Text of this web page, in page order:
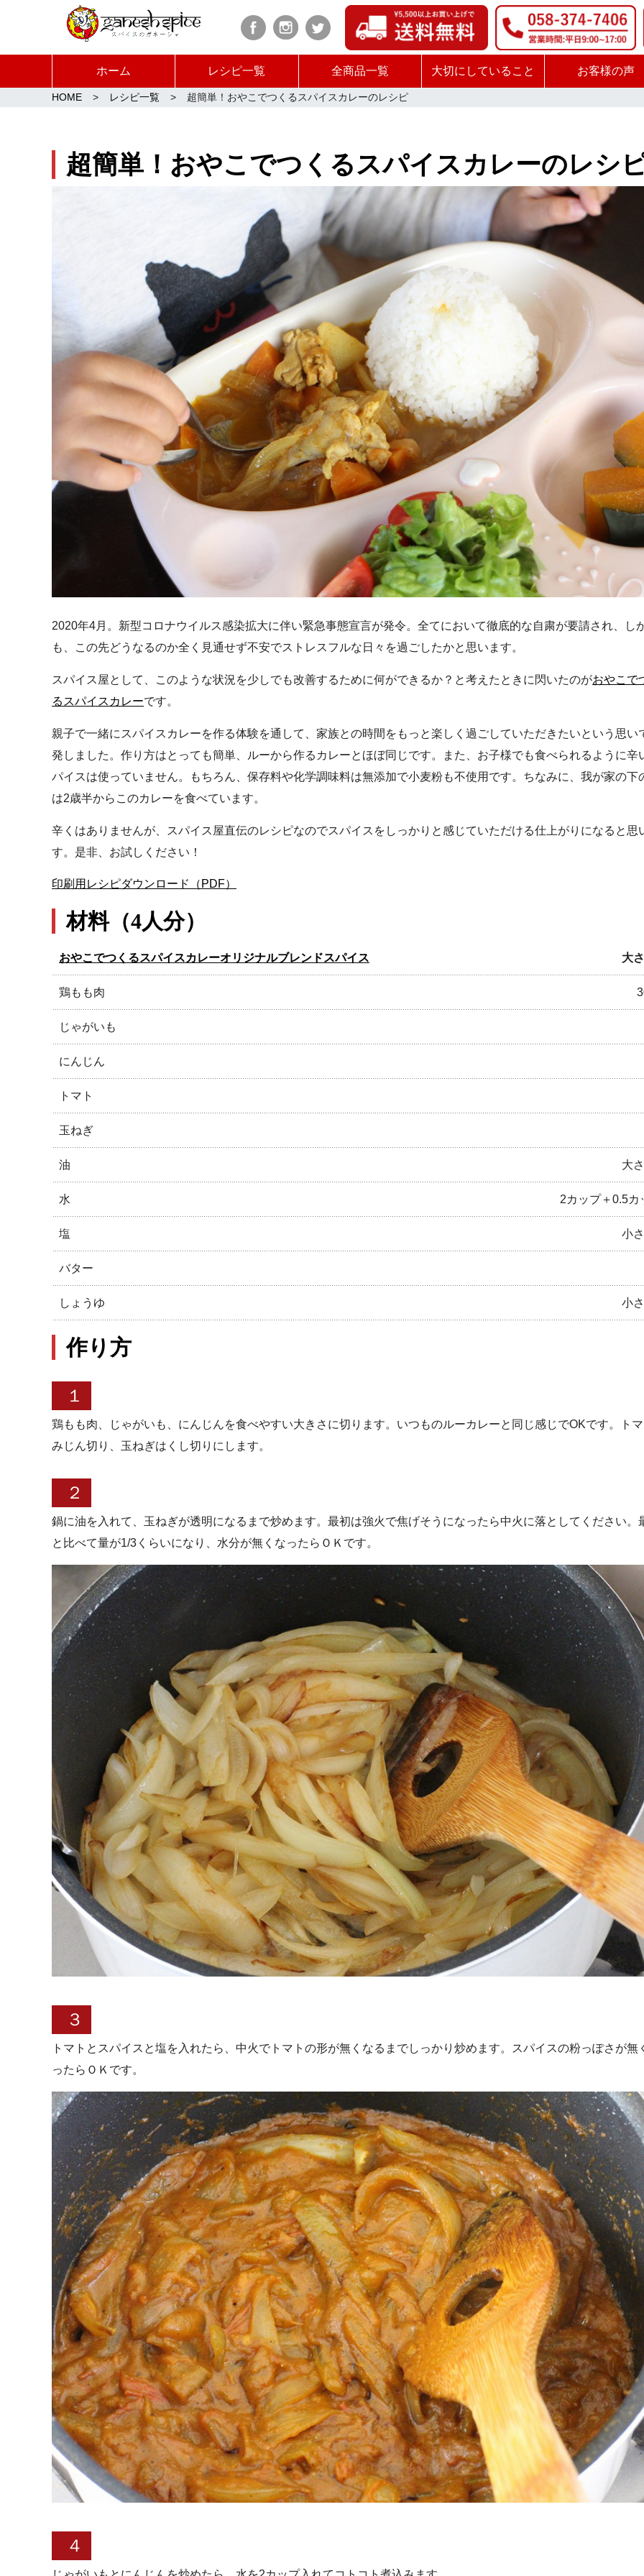
ホーム レシピ一覧 全商品一覧 大切にしていること お客様の声
HOME レシピ一覧 超簡単！おやこでつくるスパイスカレーのレシピ
超簡単！おやこでつくるスパイスカレーのレシ
2020年4月。新型コロナウイルス感染拡大に伴い緊急事態宣言が発令。全てにおいて徹底的な自粛が要請され、し
も、この先どうなるのか全く見通せず不安でストレスフルな日々を過ごしたかと思います。
スパイス屋として、このような状況を少しでも改善するために何ができるか？と考えたときに閃いたのがおやこで
るスパイスカレーです。
親子で一緒にスパイスカレーを作る体験を通して、家族との時間をもっと楽しく過ごしていただきたいという思い
発しました。作り方はとっても簡単、ルーから作るカレーとほぼ同じです。また、お子様でも食べられるように辛
パイスは使っていません。もちろん、保存料や化学調味料は無添加で小麦粉も不使用です。ちなみに、我が家の下
は2歳半からこのカレーを食べています。
辛くはありませんが、スパイス屋直伝のレシピなのでスパイスをしっかりと感じていただける仕上がりになると思
す。是非、お試しください！
印刷用レシピダウンロード （PDF）
材料（4人分）
おやこでつくるスパイスカレーオリジナルブレンドスパイス 大
鶏もも肉
じゃがいも
にんじん
トマト
玉ねぎ
油 大
水 2カップ＋0.5カ
塩 小
バター
しょうゆ 小
作り方
１
鶏もも肉、じゃがいも、にんじんを食べやすい大きさに切ります。いつものルーカレーと同じ感じでOKです。ト
みじん切り、玉ねぎはくし切りにします。
２
鍋に油を入れて、玉ねぎが透明になるまで炒めます。最初は強火で焦げそうになったら中火に落としてください。
と比べて量が1/3くらいになり、水分が無くなったらＯＫです。
３
トマトとスパイスと塩を入れたら、中火でトマトの形が無くなるまでしっかり炒めます。スパイスの粉っぽさが無
ったらＯＫです。
４